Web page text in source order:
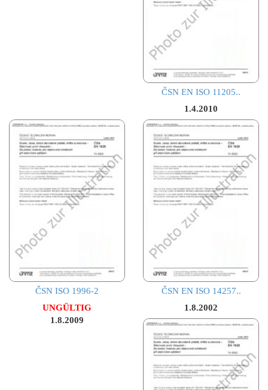
ČSN EN ISO 11205..
1.4.2010
ČSN ISO 1996-2
UNGÜLTIG
1.8.2009
ČSN EN ISO 14257..
1.8.2002